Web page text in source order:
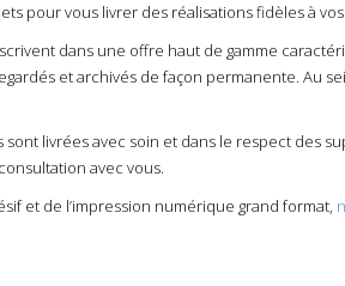
pour vous livrer des réalisations fidèles à
dans une offre haut de gamme
et archivés de façon permanente.
livrées avec soin et dans le respect des
avec vous.
et de l’impression numérique grand format,